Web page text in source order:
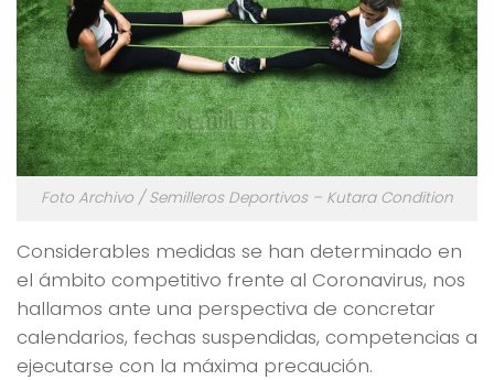
Foto Archivo / Semilleros Deportivos – Kutara Condition
Considerables medidas se han determinado en
el ámbito competitivo frente al Coronavirus, nos
hallamos ante una perspectiva de concretar
calendarios, fechas suspendidas, competencias a
ejecutarse con la máxima precaución.